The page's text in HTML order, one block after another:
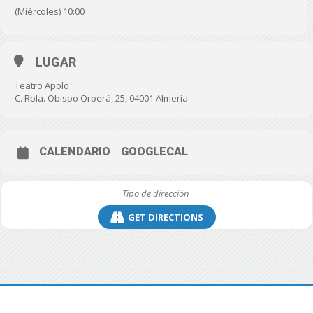
(Miércoles) 10:00
LUGAR
Teatro Apolo
C. Rbla. Obispo Orberá, 25, 04001 Almería
CALENDARIO GOOGLECAL
GET DIRECTIONS